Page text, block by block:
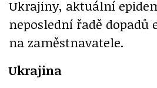
Ukrajiny, aktuální
neposlední řadě dopadů
na zaměstnavatele.
Ukrajina